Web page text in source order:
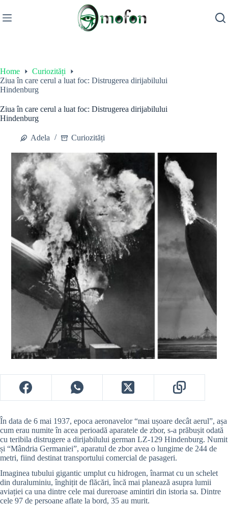
to
content
Home
Curiozități
Ziua în care cerul a luat foc: Distrugerea dirijabilului
Hindenburg
Ziua în care cerul a luat foc: Distrugerea dirijabilului
Hindenburg
Adela Curiozități
În data de 6 mai 1937, epoca aeronavelor “mai ușoare decât aerul”, așa
cum erau numite în acea perioadă aparatele de zbor, s-a prăbușit odată
cu teribila distrugere a dirijabilului german LZ-129 Hindenburg. Numit
și “Mândria Germaniei”, aparatul de zbor avea o lungime de 244 de
metri, fiind destinat transportului comercial de pasageri.
Imaginea tubului gigantic umplut cu hidrogen, înarmat cu un schelet
din duraluminiu, înghițit de flăcări, încă mai planează asupra lumii
aviației ca una dintre cele mai dureroase amintiri din istoria sa. Dintre
cele 97 de persoane aflate la bord, 35 au murit.